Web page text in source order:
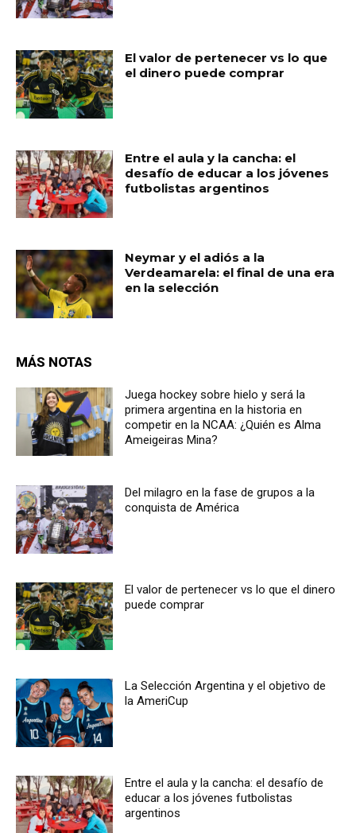
El valor de pertenecer vs lo que
el dinero puede comprar
Entre el aula y la cancha: el
desafío de educar a los jóvenes
futbolistas argentinos
Neymar y el adiós a la
Verdeamarela: el final de una era
en la selección
MÁS NOTAS
Juega hockey sobre hielo y será la
primera argentina en la historia en
competir en la NCAA: ¿Quién es Alma
Ameigeiras Mina?
Del milagro en la fase de grupos a la
conquista de América
El valor de pertenecer vs lo que el dinero
puede comprar
La Selección Argentina y el objetivo de
la AmeriCup
Entre el aula y la cancha: el desafío de
educar a los jóvenes futbolistas
argentinos